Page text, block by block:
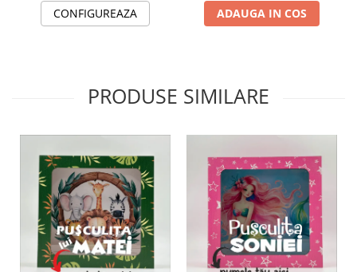
CONFIGUREAZA ADAUGA IN COS
PRODUSE SIMILARE